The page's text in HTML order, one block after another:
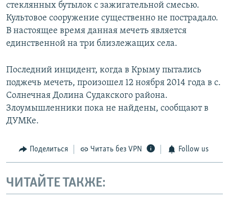
стеклянных бутылок с зажигательной смесью.
Культовое сооружение существенно не пострадало.
В настоящее время данная мечеть является
единственной на три близлежащих села.
Последний инцидент, когда в Крыму пытались
поджечь мечеть, произошел 12 ноября 2014 года в с.
Солнечная Долина Судакского района.
Злоумышленники пока не найдены, сообщают в
ДУМКе.
Поделиться Читать без VPN Follow us
ЧИТАЙТЕ ТАКЖЕ: